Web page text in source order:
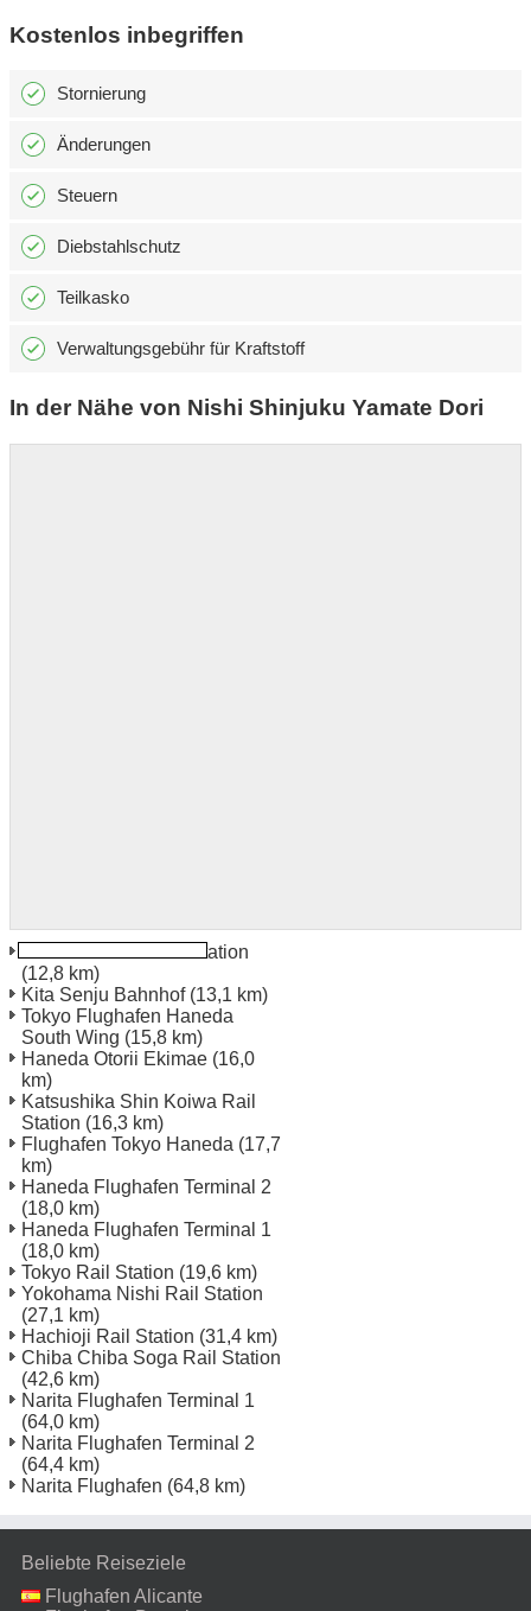
Kostenlos inbegriffen
Stornierung
Änderungen
Steuern
Diebstahlschutz
Teilkasko
Verwaltungsgebühr für Kraftstoff
In der Nähe von Nishi Shinjuku Yamate Dori
Koutou Shiomi Rail Station
(12,8 km)
Kita Senju Bahnhof(13,1 km)
Tokyo Flughafen Haneda
South Wing (15,8 km)
Haneda Otorii Ekimae (16,0
km)
Katsushika Shin Koiwa Rail
Station (16,3 km)
Flughafen Tokyo Haneda (17,7
km)
Haneda Flughafen Terminal 2
(18,0 km)
Haneda Flughafen Terminal 1
(18,0 km)
Tokyo Rail Station (19,6 km)
Yokohama Nishi Rail Station
(27,1 km)
Hachioji Rail Station (31,4 km)
Chiba Chiba Soga Rail Station
(42,6 km)
Narita Flughafen Terminal 1
(64,0 km)
Narita Flughafen Terminal 2
(64,4 km)
Narita Flughafen (64,8 km)
Beliebte Reiseziele
Flughafen Alicante